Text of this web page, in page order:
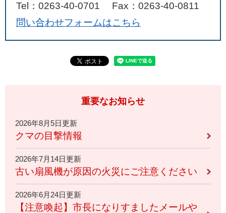
Tel：0263-40-0701
Fax：0263-40-0811
問い合わせフォームはこちら
重要なお知らせ
2026年8月5日更新
クマの目撃情報
2026年7月14日更新
古い扇風機が原因の火災にご注意ください
2026年6月24日更新
【注意喚起】市長になりすましたメールや